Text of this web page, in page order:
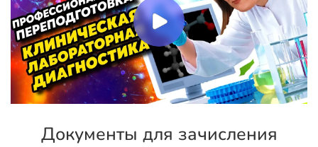
Документы для зачисления